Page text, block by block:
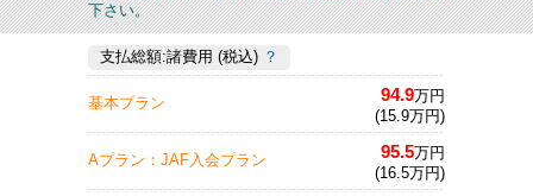
下さい。
支払総額:諸費用 (税込) ？
基本プラン 94.9万円
(15.9万円)
Aプラン：JAF入会プラン 95.5万円
(16.5万円)